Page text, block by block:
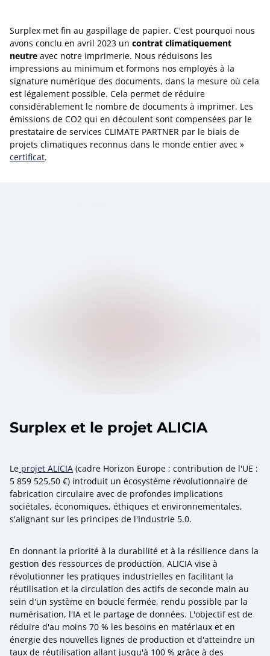
Surplex met fin au gaspillage de papier. C'est pourquoi nous
avons conclu en avril 2023 un contrat climatiquement
neutre avec notre imprimerie. Nous réduisons les
impressions au minimum et formons nos employés à la
signature numérique des documents, dans la mesure où cela
est légalement possible. Cela permet de réduire
considérablement le nombre de documents à imprimer. Les
émissions de CO2 qui en découlent sont compensées par le
prestataire de services CLIMATE PARTNER par le biais de
projets climatiques reconnus dans le monde entier avec »
certificat.
Surplex et le projet ALICIA
Le projet ALICIA (cadre Horizon Europe ; contribution de l'UE :
5 859 525,50 €) introduit un écosystème révolutionnaire de
fabrication circulaire avec de profondes implications
sociétales, économiques, éthiques et environnementales,
s'alignant sur les principes de l'Industrie 5.0.
En donnant la priorité à la durabilité et à la résilience dans la
gestion des ressources de production, ALICIA vise à
révolutionner les pratiques industrielles en facilitant la
réutilisation et la circulation des actifs de seconde main au
sein d'un système en boucle fermée, rendu possible par la
numérisation, l'IA et le partage de données. L'objectif est de
réduire d'au moins 70 % les besoins en matériaux et en
énergie des nouvelles lignes de production et d'atteindre un
taux de réutilisation allant jusqu'à 100 % grâce à des